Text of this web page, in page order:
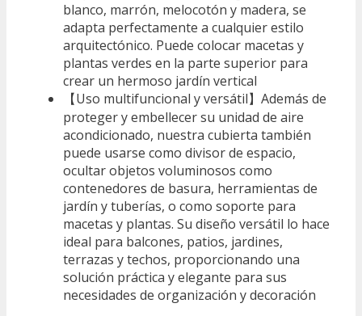
blanco, marrón, melocotón y madera, se
adapta perfectamente a cualquier estilo
arquitectónico. Puede colocar macetas y
plantas verdes en la parte superior para
crear un hermoso jardín vertical
【Uso multifuncional y versátil】Además de
proteger y embellecer su unidad de aire
acondicionado, nuestra cubierta también
puede usarse como divisor de espacio,
ocultar objetos voluminosos como
contenedores de basura, herramientas de
jardín y tuberías, o como soporte para
macetas y plantas. Su diseño versátil lo hace
ideal para balcones, patios, jardines,
terrazas y techos, proporcionando una
solución práctica y elegante para sus
necesidades de organización y decoración